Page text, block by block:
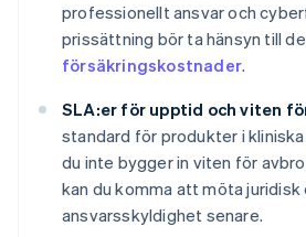
professionellt ansvar och
prissättning bör ta hänsyn till
försäkringskostnader.
SLA:er för upptid och viten
standard för produkter i
du inte bygger in viten för
kan du komma att möta juridisk
ansvarsskyldighet senare.